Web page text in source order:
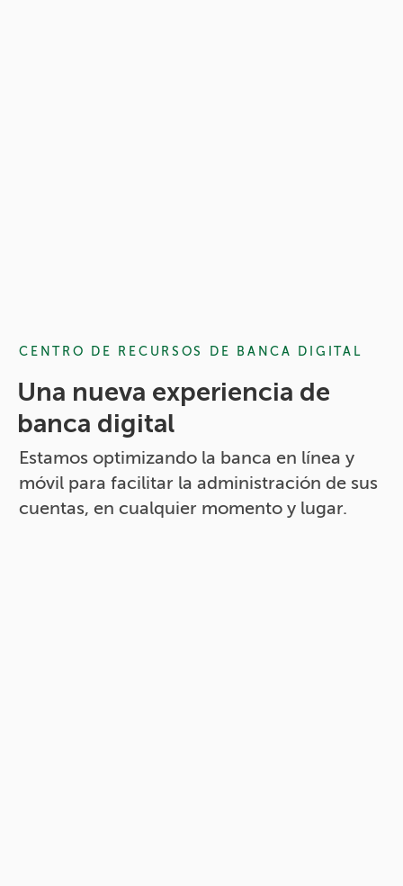
CENTRO DE RECURSOS DE BANCA DIGITAL
Una nueva experiencia de
banca digital
Estamos optimizando la banca en línea y
móvil para facilitar la administración de sus
cuentas, en cualquier momento y lugar.